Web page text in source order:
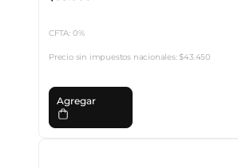
CFTA: 0%
Precio sin impuestos nacionales:$43.450
Agregar